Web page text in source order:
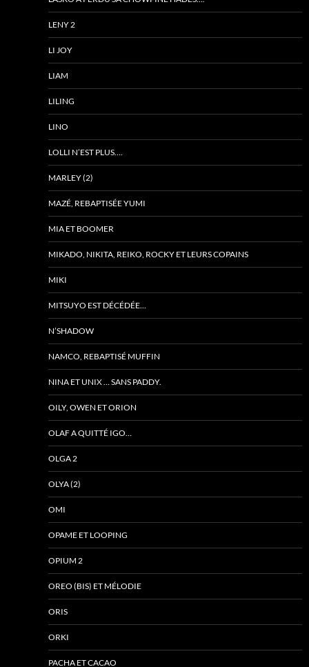
LENY 2
LI JOY
LIAM
LILING
LINO
LOLLI N’EST PLUS….
MARLEY (2)
MAZÉ, REBAPTISÉE YUMI
MIA ET BOOMER
MIKADO, NIKITA, REIKO, ROCKY ET LEURS COPAINS
MIKI
MITSUYO EST DÉCÉDÉE…
N’SHADOW
NAMCO, REBAPTISÉ MUFFIN
NINA ET UNIX … SANS PADDY.
OILY, OWEN ET ORION
OLAF A QUITTÉ IGO…
OLGA 2
OLYA (2)
OMI
OPAME ET LOOPING
OPIUM 2
OREO (BIS) ET MÉLODIE
ORIS
ORKI
PACHA ET CACAO